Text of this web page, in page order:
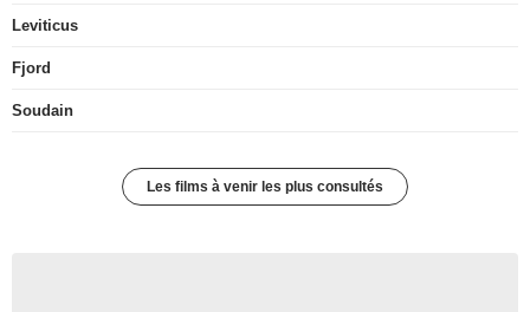
Leviticus
Fjord
Soudain
Les films à venir les plus consultés